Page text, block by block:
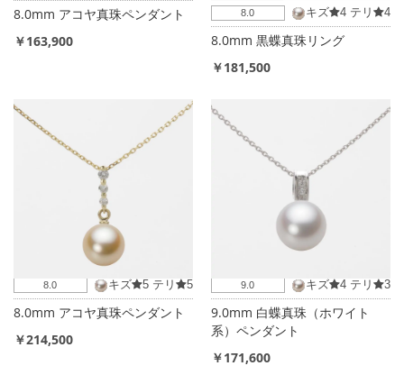
8.0mm アコヤ真珠ペンダント
￥163,900
8.0 キズ 4 テリ 4
8.0mm 黒蝶真珠リング
￥181,500
8.0 キズ 5 テリ 5
8.0mm アコヤ真珠ペンダント
￥214,500
9.0 キズ 4 テリ 3
9.0mm 白蝶真珠（ホワイト
系）ペンダント
￥171,600